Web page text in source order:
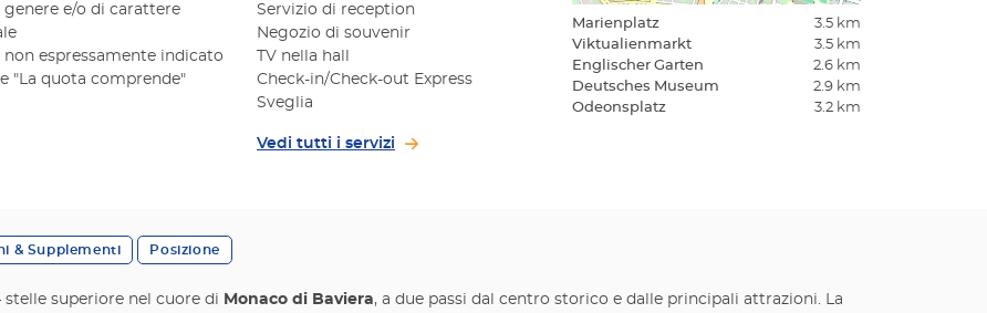
genere e/o di carattere
non espressamente indicato
"La quota comprende"
Servizio di reception
Negozio di souvenir
TV nella hall
Check-in/Check-out Express
Sveglia
Vedi tutti i servizi
Marienplatz
3.5 km
Viktualienmarkt
3.5 km
Englischer Garten
2.6 km
Deutsches Museum
2.9 km
Odeonsplatz
3.2 km
& Supplementi Posizione
stelle superiore nel cuore di Monaco di Baviera, a due passi dal centro storico e dalle principali attrazioni. La